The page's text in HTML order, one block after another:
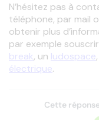
N’hésitez pas à
téléphone, par mail
obtenir plus
par exemple
break, un ludospace
électrique.
Cette